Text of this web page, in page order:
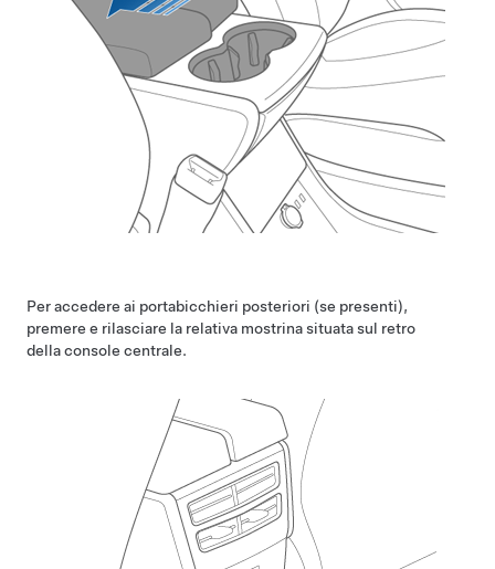
Per accedere ai portabicchieri posteriori (se presenti),
premere e rilasciare la relativa mostrina situata sul retro
della console centrale.